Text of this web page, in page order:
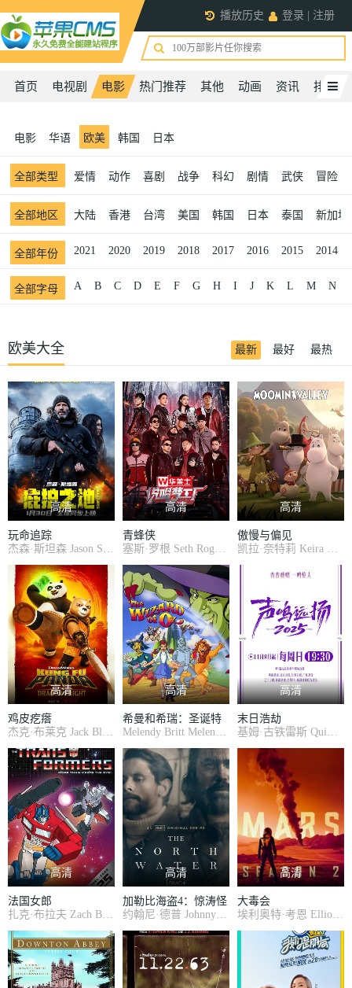
登录 注册
播放历史
首页 电视剧 电影 热门推荐 其他 动画 资讯 排行榜
电影 华语 欧美 韩国 日本
全部类型 爱情 动作 喜剧 战争 科幻 剧情 武侠 冒险
全部地区 大陆 香港 台湾 美国 韩国 日本 泰国 新加坡
全部年份 2021 2020 2019 2018 2017 2016 2015 2014
全部字母 A B C D E F G H I J K L M N
欧美大全 最新 最好 最热
高清
玩命追踪
高清
青蜂侠
高清
傲慢与偏见
高清
鸡皮疙瘩
高清
希曼和希瑞：圣诞特
别篇
高清
末日浩劫
高清
法国女郎
扎克·布拉夫 Zach Braff , 凡妮莎·哈金斯 Vanessa Hudgens , 威廉·菲克纳 William Fichtner , 夏洛特·奥宾 Charlotte Aubin , 伊夫林·布洛初 Evelyne Brochu , Muriel Dutil Muriel Dutil , 琪娅·勒弗朗索瓦 Kÿlla Lefrançois , 凯瑟琳·德·赛威 Catherine De Seve , 杰克·莫洛伊·勒戈 Jack Molloy Legault
高清
加勒比海盗4：惊涛怪
浪
约翰尼·德普 Johnny Depp , 佩内洛普·克鲁兹 Penélope Cruz , 杰弗里·拉什 Geoffrey Rush , 伊恩·麦柯肖恩 Ian McShane , 凯文·麦克纳利 Kevin McNally , 山姆·克拉弗林 Sam Claflin , 阿斯特丽德·伯格斯-弗瑞斯贝 Àstrid Bergès-Frisbey , 斯蒂芬·格拉汉姆 Stephen Graham , 基思·理查兹 Keith Richards , 理查德·格雷弗斯 Richard Griffiths ,
高清
大毒会
埃利奥特·考恩 Elliot Cowan , 艾洛蒂·袁 Elodie Yung , 乔纳森·普雷斯 Jonathan Pryce , 罗伯特·巴瑟斯特 Robert Bathurst , 王汉斌 Benedict Wong , 科斯马·肖 Cosima Shaw , 格辛·安东尼 Gethin Anthony , 哈里·劳埃德 Harry Lloyd , 约瑟夫·阿尔京 Josef Altin , 杰夫.伯顿 Geoff Breton , Peter Bathurst Peter Bathurst